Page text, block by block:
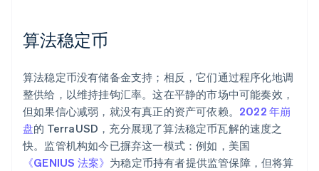
算法稳定币
算法稳定币没有储备金支持；相反，它们通过程序化地调
整供给，以维持挂钩汇率。这在平静的市场中可能奏效，
但如果信心减弱，就没有真正的资产可依赖。 2022 年崩
盘的 TerraUSD，充分展现了算法稳定币瓦解的速度之
快。监管机构如今已摒弃这一模式：例如，美国
《GENIUS 法案》 为稳定币持有者提供监管保障，但将算